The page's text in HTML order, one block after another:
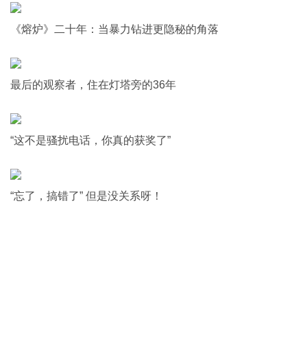
《熔炉》二十年：当暴力钻进更隐秘的角落
最后的观察者，住在灯塔旁的36年
“这不是骚扰电话，你真的获奖了”
“忘了，搞错了” 但是没关系呀！